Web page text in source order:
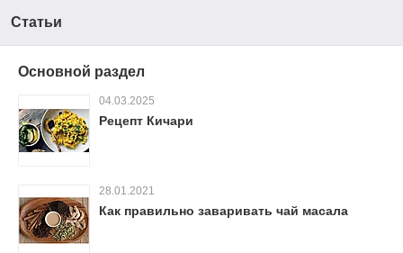
Статьи
Основной раздел
04.03.2025
Рецепт Кичари
28.01.2021
Как правильно заваривать чай масала